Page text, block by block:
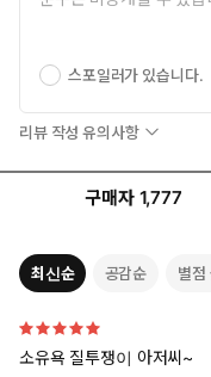
스포일러가 있습니다.
리뷰 작성 유의사항
구매자 1,777
최신순 공감순 별점
소유욕 질투쟁이 아저씨~